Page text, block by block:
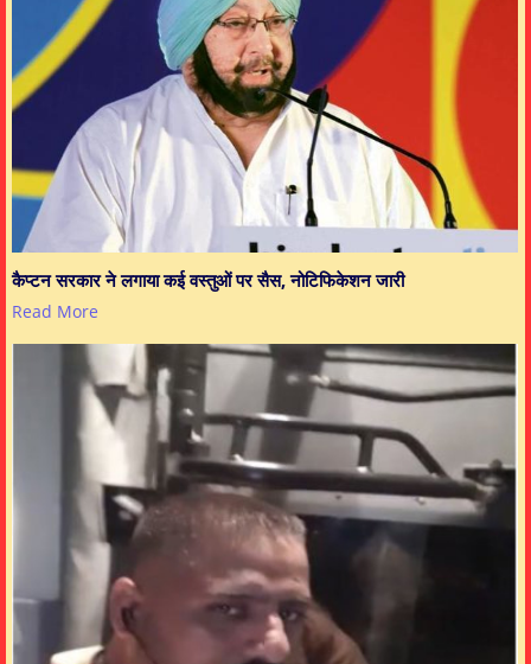
कैप्टन सरकार ने लगाया कई वस्तुओं पर सैस, नोटिफिकेशन जारी
Read More